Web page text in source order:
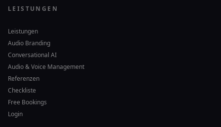
LEISTUNGEN
Leistungen
Audio Branding
Conversational AI
Audio & Voice Management
Referenzen
Checkliste
Free Bookings
Login